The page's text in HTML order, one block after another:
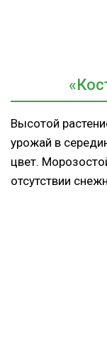
Высотой
урожай в
цвет.
отсутствии